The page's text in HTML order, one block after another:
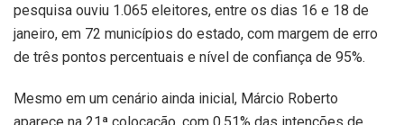
pesquisa ouviu 1.065 eleitores, entre os dias 16 e 18 de
janeiro, em 72 municípios do estado, com margem de erro
de três pontos percentuais e nível de confiança de 95%.
Mesmo em um cenário ainda inicial, Márcio Roberto